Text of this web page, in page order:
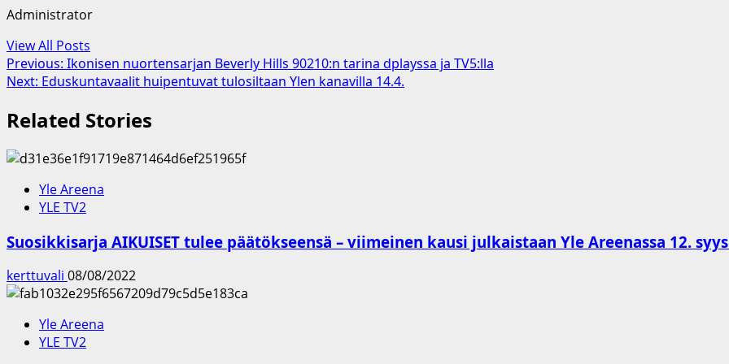
Administrator
View All Posts
Post
navigation
Previous: Ikonisen nuortensarjan Beverly Hills 90210:n tarina dplayssa ja TV5:lla
Next: Eduskuntavaalit huipentuvat tulosiltaan Ylen kanavilla 14.4.
Related Stories
Yle Areena
YLE TV2
Suosikkisarja AIKUISET tulee päätökseensä – viimeinen kausi julkaistaan Yle Areenassa 12.
kerttuvali 08/08/2022
Yle Areena
YLE TV2